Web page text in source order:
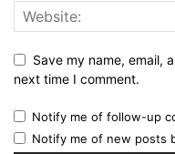
Save my name, email,
next time I comment.
Notify me of follow-up
Notify me of new posts